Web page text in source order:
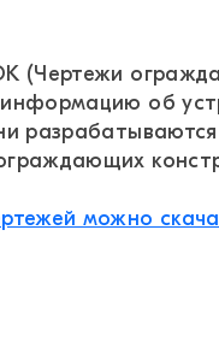
(Чертежи
об
можно